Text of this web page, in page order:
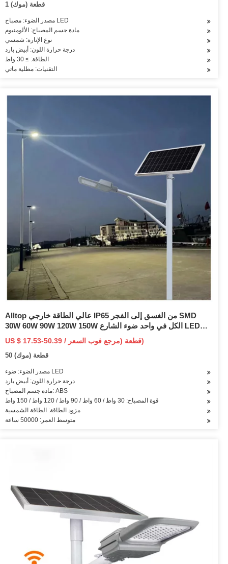
1 قطعة (موك)
مصدر الضوء: مصباح LED
مادة جسم المصباح: الألومنيوم
نوع الإنارة: شمسي
درجة حرارة اللون: أبيض بارد
الطاقة: ≥ 30 واط
التقنيات: مطلية ماتي
Alltop عالي الطاقة خارجي IP65 من الغسق إلى الفجر SMD
30W 60W 90W 120W 150W الكل في واحد ضوء الشارع LED
بالطاقة الشمسية
US $ 17.53-50.39 / قطعة (مرجع فوب السعر)
50 قطعة (موك)
مصدر الضوء: ضوء LED
درجة حرارة اللون: أبيض بارد
مادة جسم المصباح: ABS
قوة المصباح: 30 واط / 60 واط / 90 واط / 120 واط / 150 واط
مزود الطاقة: الطاقة الشمسية
متوسط العمر: 50000 ساعة